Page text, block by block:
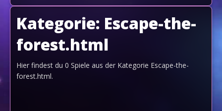
Kategorie: Escape-the-
forest.html
Hier findest du 0 Spiele aus der Kategorie Escape-the-
forest.html.